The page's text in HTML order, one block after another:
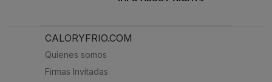
CALORYFRIO.COM
Quienes somos
Firmas Invitadas